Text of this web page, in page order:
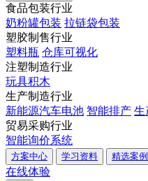
食品包装行业
奶粉罐包装 拉链袋包装
塑胶制售行业
塑料瓶 仓库可视化
注塑制造行业
玩具积木
生产制造行业
新能源汽车电池 智能排产 生
贸易采购行业
智能询价系统
方案中心 学习资料 精选案例
在线体验